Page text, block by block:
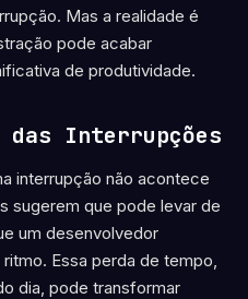
Mas a realidade é
pode acabar
de produtividade.
Interrupções
interrupção não acontece
sugerem que pode levar de
um desenvolvedor
Essa perda de tempo,
dia, pode transformar